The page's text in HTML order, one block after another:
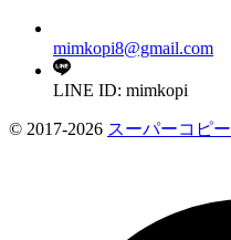
mimkopi8@gmail.com
LINE ID: mimkopi
© 2017-2026 スーパーコピー